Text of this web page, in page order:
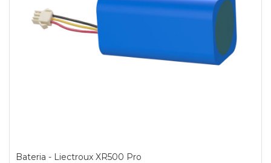
Bateria - Liectroux XR500 Pro